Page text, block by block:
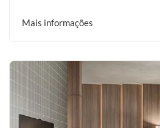
Mais informações